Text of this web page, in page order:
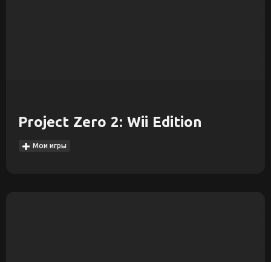
Project Zero 2: Wii Edition
Мои игры